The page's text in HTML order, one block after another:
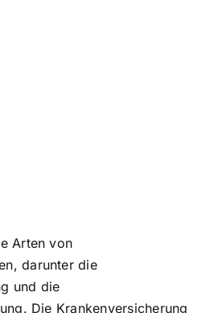
Arten von
darunter die
und die
Die Krankenversicherung